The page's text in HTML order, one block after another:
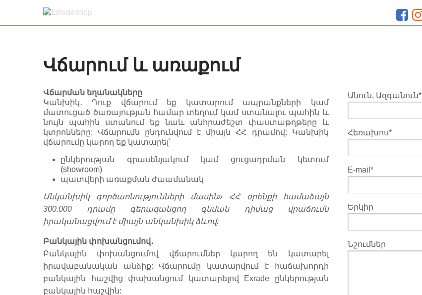
Վճարում և առաքում
Վճարման եղանակները
Կանխիկ․ Դուք վճարում եք կատարում ապրանքների կամ
մատուցած ծառայության համար տեղում կամ ստանալու պահին և
նույն պահին ստանում եք նաև անհրաժեշտ փաստաթղթերը և
կտրոնները: Վճարումն ընդունվում է միայն ՀՀ դրամով: Կանխիկ
վճարումը կարող եք կատարել՝
ընկերության գրասենյակում կամ ցուցադրման կետում
(showroom)
պատվերի առաքման ժաամանակ
Անկանխիկ գործառնությունների մասին» ՀՀ օրենքի համաձայն
300.000 դրամը գերազանցող գնման դիմաց վրաճումն
իրականացվում է միայն անկանխիկ ձևով:
Բանկային փոխանցումով․
Բանկային փոխանցումով վճարումներ կարող են կատարել
իրավաբանական անձիք: Վճարումը կատարվում է հաճախորդի
բանկային հաշվից փախանցում կատարելով Exrade ընկերության
բանկային հաշվին:
Անուն, Ազգանուն*
Հեռախոս*
Е-mail*
Երկիր
Նշումներ